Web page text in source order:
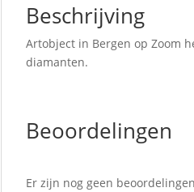
Beschrijving
Artobject in Bergen op Zoom
diamanten.
Beoordelingen
Er zijn nog geen